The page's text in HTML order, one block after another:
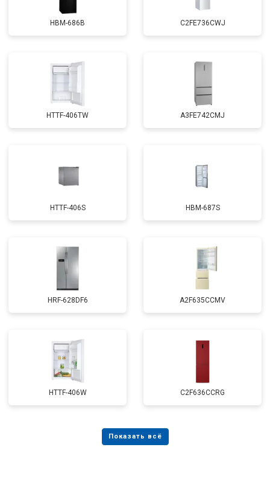
HBM-686B C2FE736CWJ
HTTF-406TW A3FE742CMJ
HTTF-406S HBM-687S
HRF-628DF6 A2F635CCMV
HTTF-406W C2F636CCRG